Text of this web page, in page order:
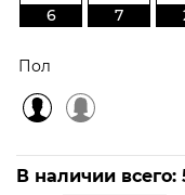
6
7
44
Пол
В наличии всего: